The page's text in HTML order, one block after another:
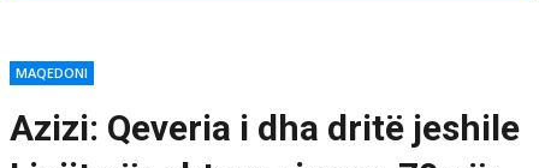
MAQEDONI
Azizi: Qeveria i dha dritë jeshile